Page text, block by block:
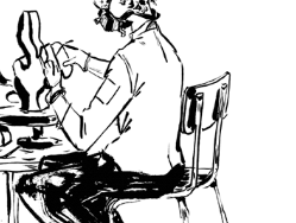
2025
D'ARTISANS 2